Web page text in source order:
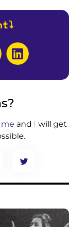
and I will get